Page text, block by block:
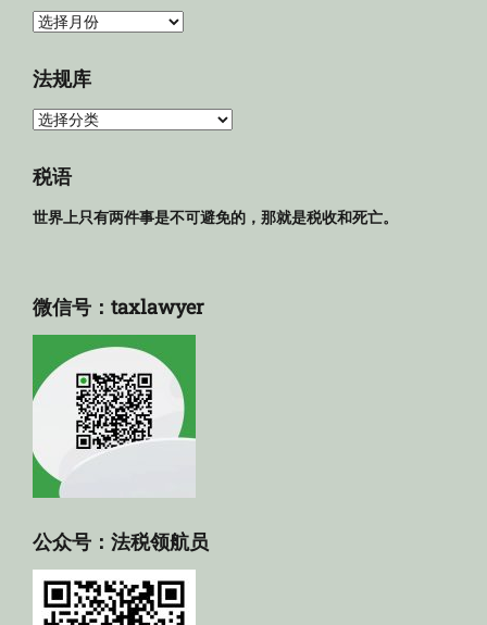
归
法规库
法
库
税语
世界上只有两件事是不可避免的，那就是税收和死亡。
微信号：taxlawyer
公众号：法税领航员